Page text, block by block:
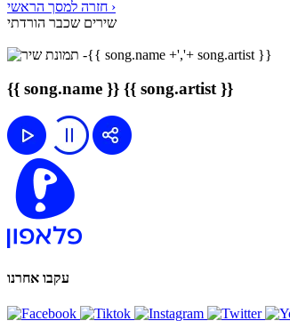
חזרה למסך הראשי ›
שירים שכבר הורדתי
{{ song.name }} {{ song.artist }}
עקבו אחרנו